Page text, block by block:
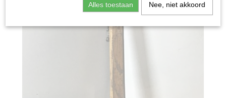
Alles toestaan Nee, niet akkoord